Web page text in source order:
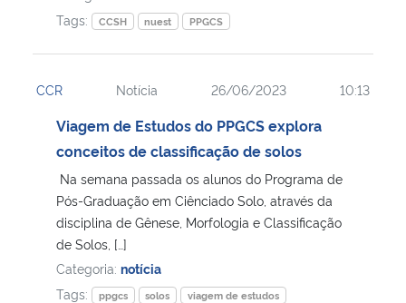
Gabinete de Segurança Institucional
Tags:
CCSH nuest PPGCS
CCR Notícia 26/06/2023 10:13
Viagem de Estudos do PPGCS explora
conceitos de classificação de solos
Na semana passada os alunos do Programa de
Pós-Graduação em Ciênciado Solo, através da
disciplina de Gênese, Morfologia e Classificação
de Solos, […]
Categoria: notícia
Tags:
ppgcs solos viagem de estudos